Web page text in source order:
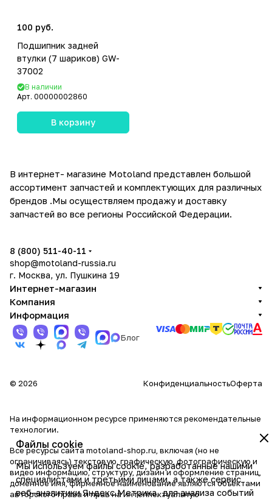
100 руб.
Подшипник задней
втулки (7 шариков) GW-
37002
В наличии
Арт. 00000002860
В корзину
В интернет- магазине Motoland представлен большой
ассортимент запчастей и комплектующих для различных
брендов .Мы осуществляем продажу и доставку
запчастей во все регионы Российской Федерации.
Файлы cookie
Мы используем файлы cookie, разработанные нашими
специалистами и третьими лицами, а также сервис
веб-аналитики Яндекс.Метрика, для анализа событий
8 (800) 511-40-11
shop@motoland-russia.ru
г. Москва, ул. Пушкина 19
Интернет-магазин
Компания
Информация
Блог
© 2026 КонфиденциальностьОферта
На информационном ресурсе применяются рекомендательные
технологии.
Все ресурсы сайта motoland-shop.ru, включая (но не
ограничиваясь) текстовую, графическую, фотографическую и
видео информацию, структуру, дизайн и оформление страниц,
доменное имя, фирменное наименование являются объектами
авторского права и прав на интеллектуальную